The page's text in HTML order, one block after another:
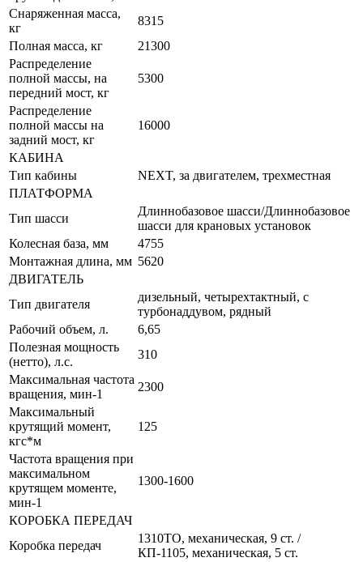
Снаряженная масса,
кг
8315
Полная масса, кг
21300
Распределение
полной массы, на
передний мост, кг
5300
Распределение
полной массы на
задний мост, кг
16000
КАБИНА
Тип кабины
NEXT, за двигателем, трехместная
ПЛАТФОРМА
Тип шасси
Длиннобазовое шасси/Длиннобазовое
шасси для крановых установок
Колесная база, мм
4755
Монтажная длина, мм 5620
ДВИГАТЕЛЬ
Тип двигателя
дизельный, четырехтактный, с
турбонаддувом, рядный
Рабочий объем, л.
6,65
Полезная мощность
(нетто), л.с.
310
Максимальная частота
вращения, мин-1
2300
Максимальный
крутящий момент,
кгс*м
125
Частота вращения при
максимальном
крутящем моменте,
мин-1
1300-1600
КОРОБКА ПЕРЕДАЧ
Коробка передач
1310TO, механическая, 9 ст. /
КП-1105, механическая, 5 ст.